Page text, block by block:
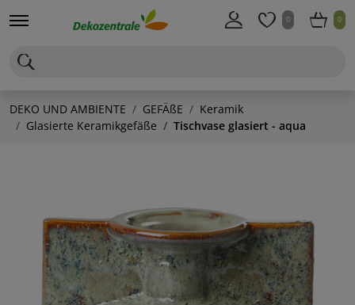
0 0
DEKO UND AMBIENTE GEFÄßE
Keramik
Glasierte Keramikgefäße
Tischvase glasiert - aqua